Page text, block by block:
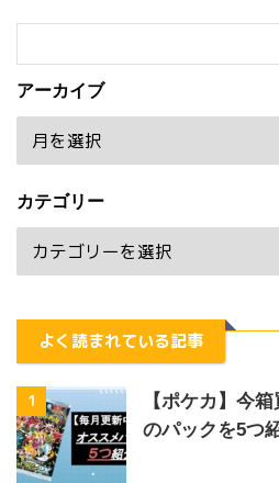
アーカイブ
カテゴリー
よく読まれている記事
1
【ポケカ】今
のパックを5つ